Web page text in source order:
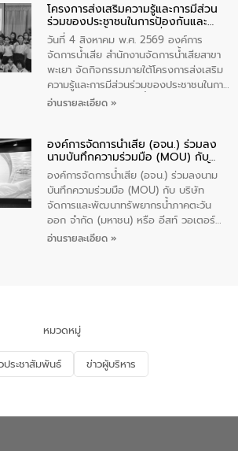
“ชุมชนร่วมใจ น้ำใสยั่งยืน” ได้บรรยายให้
ความรู้เกี่ยวกับการจัดการน้ำเสียและการใช้
ถังดักไขมันให้แก่นักเรียนโรงเรียนวัดบ่อ
(นันทวิทยา) เทศบาลนครปากเกร็ด อำเภอ
ปากเกร็ด จังหวัดนนทบุรี จำนวน 30 คน
โครงการส่งเสริมความรู้และการมีส่วน
ร่วมของประชาชนในการป้องกันและ
แก้ไขปัญหาน้ำเสียอย่างยั่งยืน
วันที่ 4 สิงหาคม พ.ศ. 2569 องค์การ
จัดการน้ำเสีย สำนักงานจัดการน้ำเสียสาขา
พะเยา จัดกิจกรรมภายใต้โครงการส่งเสริม
ความรู้และการมีส่วนร่วมของประชาชนในการ
ป้องกันและแก้ไขปัญหาน้ำเสียอย่างยั่งยืน
ชุมชนและการบำบัดน้ำเสียเบื้องต้น ให้กับ
นักเรียนชั้นประถมศึกษาปีที่ 5 โรงเรียน
เทศบาล 1 (พะเยาประชานุกูล) จำนวน 30
คน
อ่านรายละเอียด »
องค์การจัดการน้ำเสีย (อจน.) ร่วมลง
นามบันทึกความร่วมมือ (MOU) กับ
บริษัท จัดการและพัฒนาทรัพยากรน้ำ
ภาคตะวันออก จำกัด (มหาชน) หรือ อีส
ท์ วอเตอร์
องค์การจัดการน้ำเสีย (อจน.) ร่วมลงนาม
บันทึกความร่วมมือ (MOU) กับ บริษัท
จัดการและพัฒนาทรัพยากรน้ำภาคตะวัน
ออก จำกัด (มหาชน) หรือ อีสท์ วอเตอร์
เมื่อวันอังคารที่ 4 สิงหาคม 2569 ณ ห้อง
ด้านน้ำของประเทศ และเตรียมความพร้อม
รองรับการเติบโตของเมือง รวมถึงการ
ลงทุนในอุตสาหกรรมแห่งอนาคต ตลอดจน
มุ่งตอบโจทย์ความท้าทายจากวิกฤตการ
ในครั้งนี้เป็นการดึงจุดแข็งและความ
อ่านรายละเอียด »
หมวดหมู่
ประชาสัมพันธ์ ข่าวผู้บริหาร